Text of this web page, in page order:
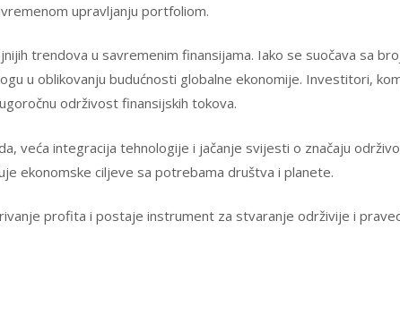
upravljanju portfoliom.
trendova u savremenim finansijama. Iako se suočava sa
u oblikovanju budućnosti globalne ekonomije. Investitori,
održivost finansijskih tokova.
veća integracija tehnologije i jačanje svijesti o značaju
ekonomske ciljeve sa potrebama društva i planete.
profita i postaje instrument za stvaranje održivije i